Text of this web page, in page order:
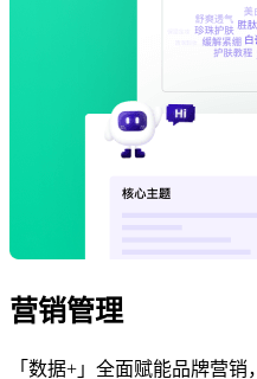
营销管理
「数据+」全面赋能品牌营